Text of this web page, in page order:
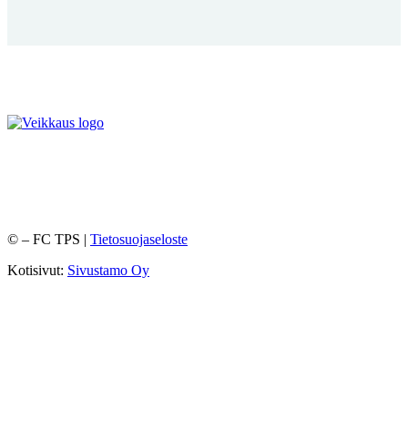
© – FC TPS | Tietosuojaseloste
Kotisivut: Sivustamo Oy